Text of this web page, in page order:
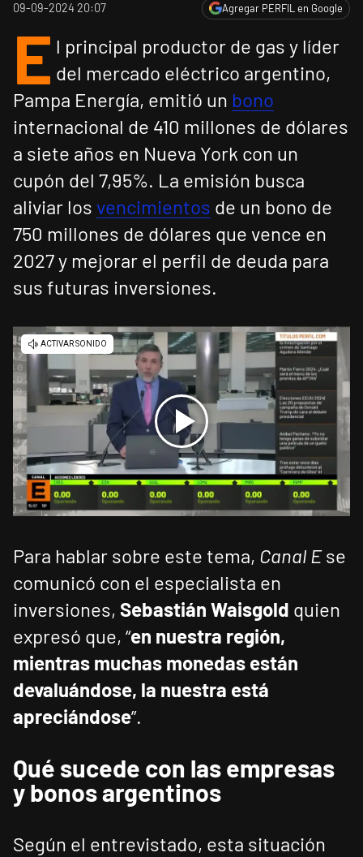
09-09-2024 20:07 Agregar PERFIL en Google
E l principal productor de gas y líder
del mercado eléctrico argentino,
Pampa Energía, emitió un bono
internacional de 410 millones de dólares
a siete años en Nueva York con un
cupón del 7,95%. La emisión busca
aliviar los vencimientos de un bono de
750 millones de dólares que vence en
2027 y mejorar el perfil de deuda para
sus futuras inversiones.
Para hablar sobre este tema, Canal Ese
comunicó con el especialista en
inversiones, Sebastián Waisgold quien
expresó que, “en nuestra región,
mientras muchas monedas están
devaluándose, la nuestra está
apreciándose”.
Qué sucede con las empresas
y bonos argentinos
Según el entrevistado, esta situación